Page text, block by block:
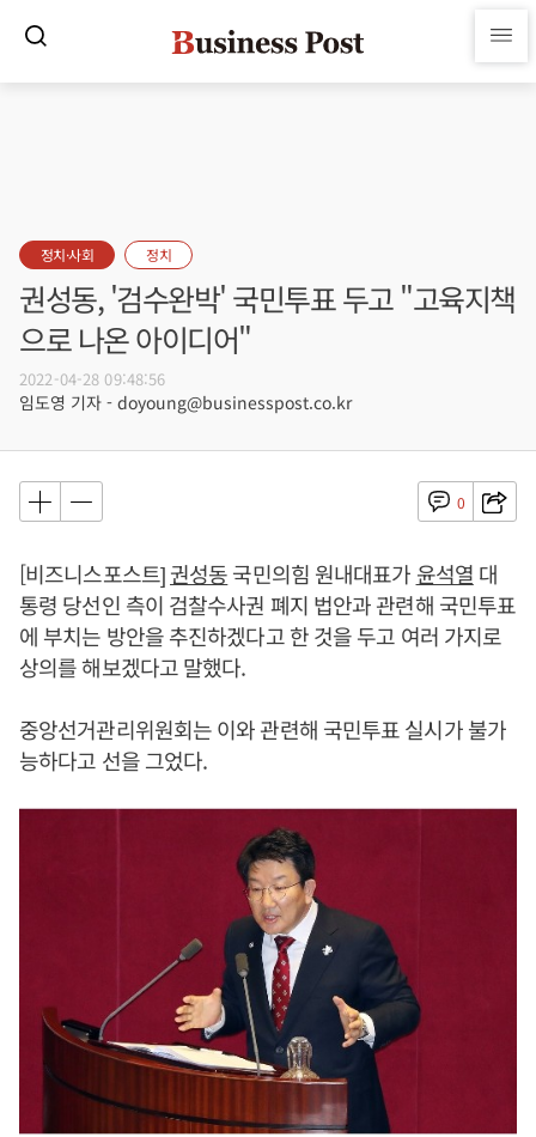
정치·사회 정치
권성동, '검수완박' 국민투표 두고 "고육지책
으로 나온 아이디어"
2022-04-28 09:48:56
임도영 기자 - doyoung@businesspost.co.kr
0
[비즈니스포스트]권성동국민의힘 원내대표가 윤석열 대
통령 당선인 측이 검찰수사권 폐지 법안과 관련해 국민투표
에 부치는 방안을 추진하겠다고 한 것을 두고 여러 가지로
상의를 해보겠다고 말했다.
중앙선거관리위원회는 이와 관련해 국민투표 실시가 불가
능하다고 선을 그었다.